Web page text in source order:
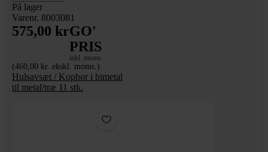
På lager
Varenr. 8003081
575,00 krGO'
PRIS
inkl. moms
(460,00 kr. ekskl. moms.)
Hulsavsæt / Kopbor i bimetal
til metal/træ 11 stk.